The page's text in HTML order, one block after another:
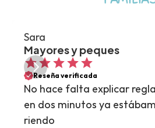
Sara
Mayores y peques
Reseña verificada
No hace falta explicar
en dos minutos ya
riendo